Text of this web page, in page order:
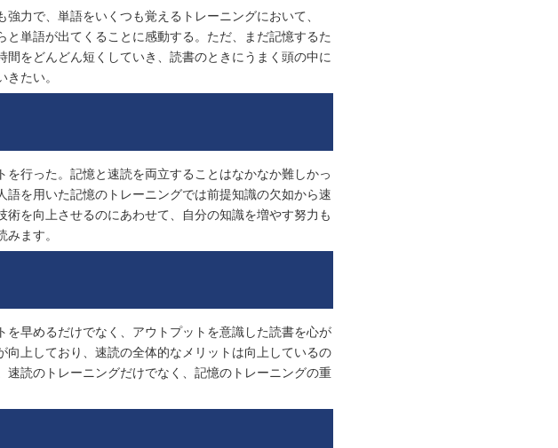
力で、単語をいくつも覚えるトレーニングにおいて、
単語が出てくることに感動する。ただ、まだ記憶するた
をどんどん短くしていき、読書のときにうまく頭の中に
たい。
行った。記憶と速読を両立することはなかなか難しかっ
を用いた記憶のトレーニングでは前提知識の欠如から速
を向上させるのにあわせて、自分の知識を増やす努力も
ます。
早めるだけでなく、アウトプットを意識した読書を心が
上しており、速読の全体的なメリットは向上しているの
読のトレーニングだけでなく、記憶のトレーニングの重